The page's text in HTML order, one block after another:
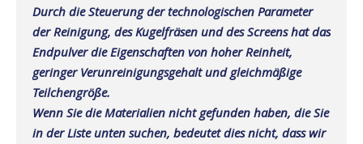
Durch die Steuerung der technologischen Parameter
der Reinigung, des Kugelfräsen und des Screens hat das
Endpulver die Eigenschaften von hoher Reinheit,
geringer Verunreinigungsgehalt und gleichmäßige
Teilchengröße.
Wenn Sie die Materialien nicht gefunden haben, die Sie
in der Liste unten suchen, bedeutet dies nicht, dass wir